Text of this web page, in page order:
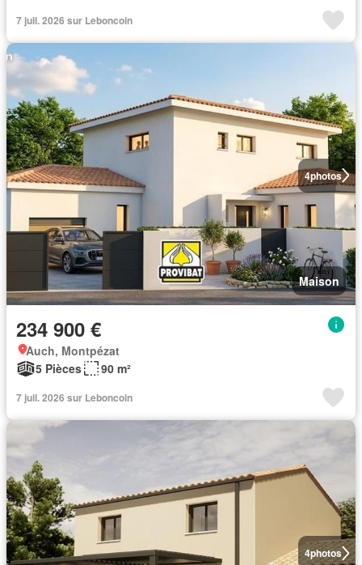
7 juil. 2026 sur Leboncoin
4photos
Maison
234 900 €
Auch, Montpézat
5 Pièces
90 m²
7 juil. 2026 sur Leboncoin
4photos